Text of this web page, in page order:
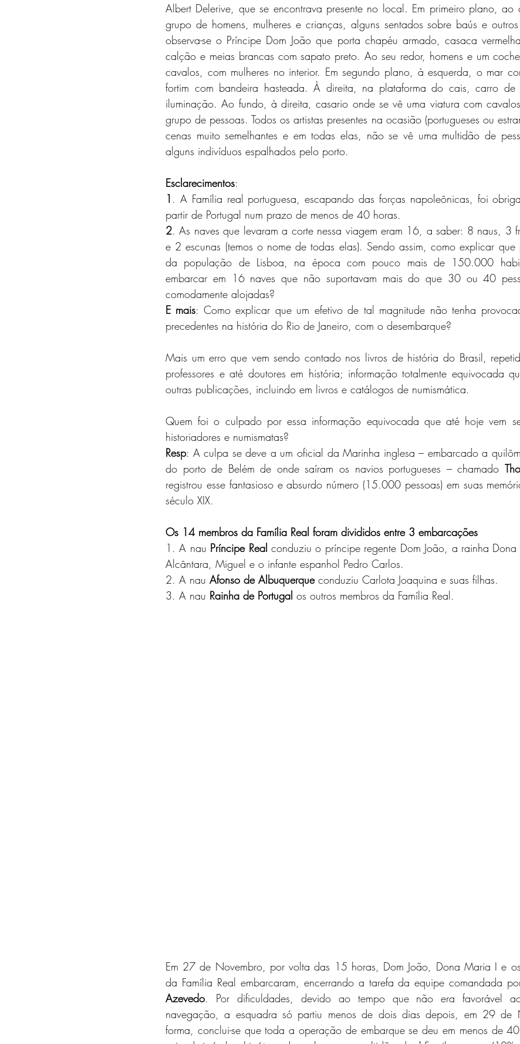
Albert Delerive, que se encontrava presente no local. Em primeiro plano, ao
grupo de homens, mulheres e crianças, alguns sentados sobre baús e
observa-se o Príncipe Dom João que porta chapéu armado, casaca
calção e meias brancas com sapato preto. Ao seu redor, homens e um
cavalos, com mulheres no interior. Em segundo plano, à esquerda, o mar
fortim com bandeira hasteada. À direita, na plataforma do cais, carro
iluminação. Ao fundo, à direita, casario onde se vê uma viatura com
grupo de pessoas. Todos os artistas presentes na ocasião (portugueses ou
cenas muito semelhantes e em todas elas, não se vê uma multidão de
alguns indivíduos espalhados pelo porto.
Esclarecimentos:
1 . A Família real portuguesa, escapando das forças napoleônicas, foi
partir de Portugal num prazo de menos de 40 horas.
2. As naves que levaram a corte nessa viagem eram 16, a saber: 8 naus, 3
e 2 escunas (temos o nome de todas elas). Sendo assim, como explicar que
da população de Lisboa, na época com pouco mais de 150.000
embarcar em 16 naves que não suportavam mais do que 30 ou 40
comodamente alojadas?
E mais: Como explicar que um efetivo de tal magnitude não tenha
precedentes na história do Rio de Janeiro, com o desembarque?
Mais um erro que vem sendo contado nos livros de história do Brasil,
professores e até doutores em história; informação totalmente equivocada
outras publicações, incluindo em livros e catálogos de numismática.
Quem foi o culpado por essa informação equivocada que até hoje vem
historiadores e numismatas?
Resp: A culpa se deve a um oficial da Marinha inglesa – embarcado a
do porto de Belém de onde saíram os navios portugueses – chamado
registrou esse fantasioso e absurdo número (15.000 pessoas) em suas
século XIX.
Os 14 membros da Família Real foram divididos entre 3 embarcações
1. A nau Príncipe Real conduziu o príncipe regente Dom João, a rainha
Alcântara, Miguel e o infante espanhol Pedro Carlos.
2. A nau Afonso de Albuquerque conduziu Carlota Joaquina e suas filhas.
3. A nau Rainha de Portugal os outros membros da Família Real.
Em 27 de Novembro, por volta das 15 horas, Dom João, Dona Maria I e os
da Família Real embarcaram, encerrando a tarefa da equipe comandada
Azevedo. Por dificuldades, devido ao tempo que não era favorável
navegação, a esquadra só partiu menos de dois dias depois, em 29 de
forma, conclui-se que toda a operação de embarque se deu em menos de